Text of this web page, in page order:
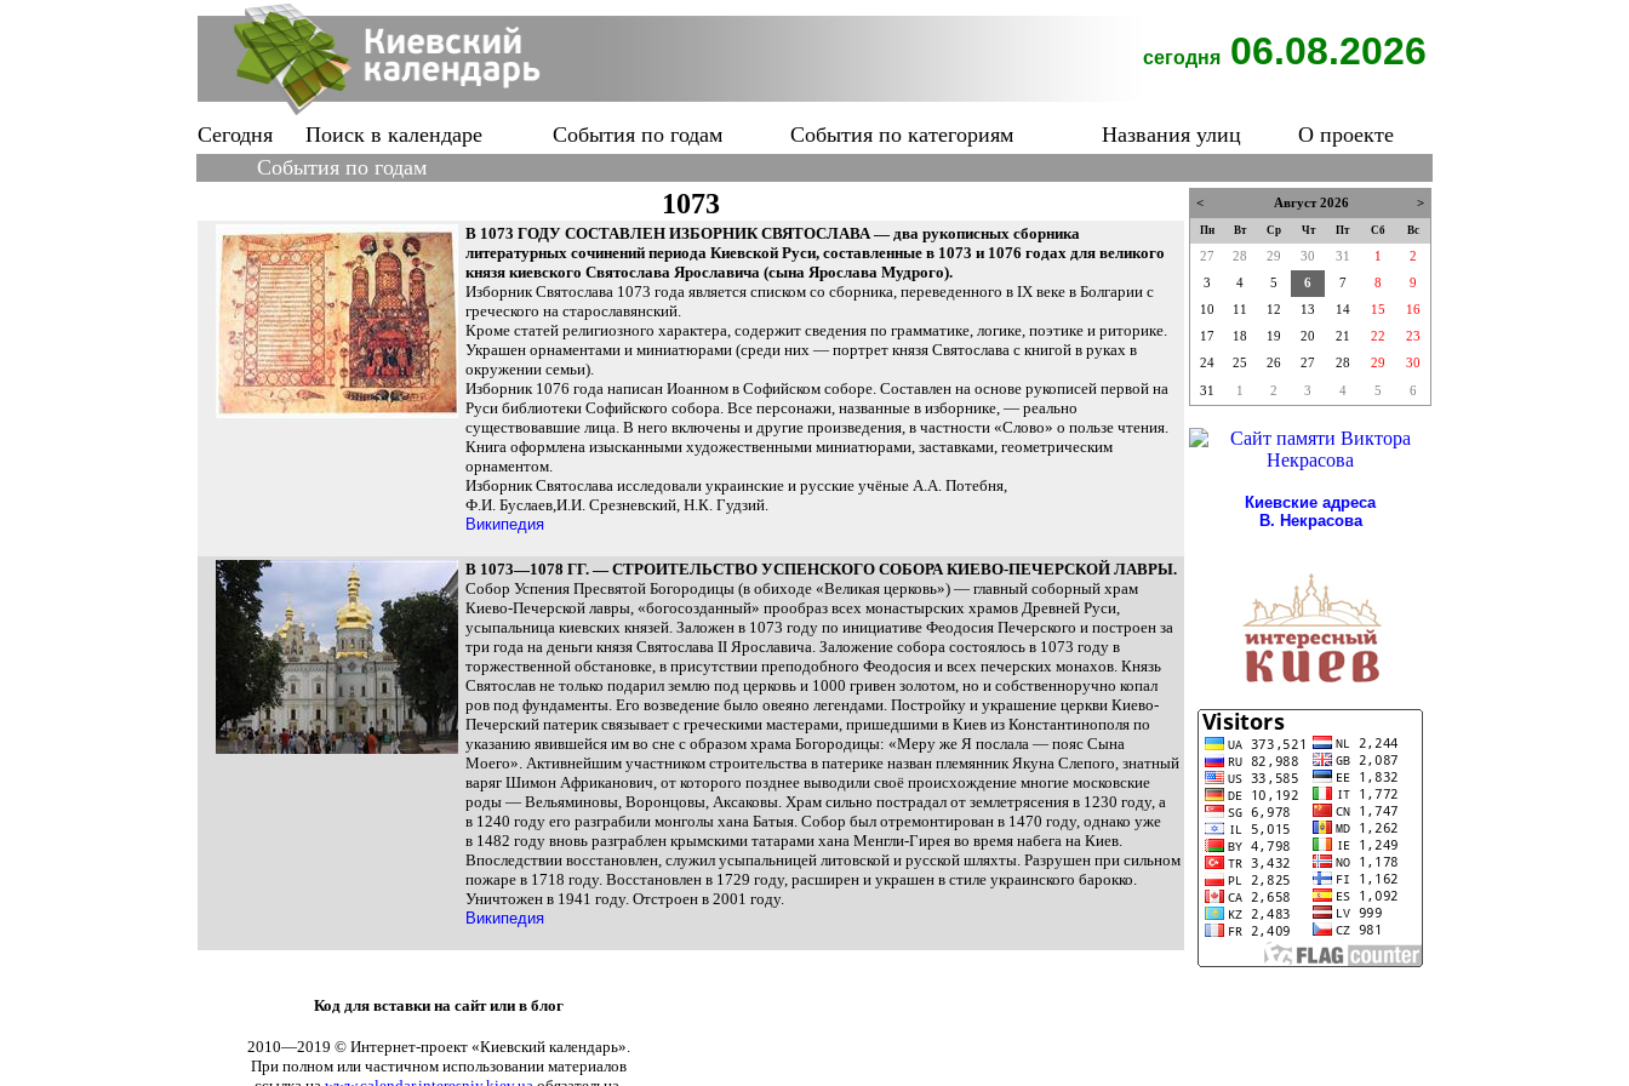
сегодня 06.08.2026
Сегодня Поиск в календаре События по годам События по категориям Названия улиц
О проекте
События по годам
1073
В 1073 ГОДУ СОСТАВЛЕН ИЗБОРНИК СВЯТОСЛАВА — два рукописных сборника
литературных сочинений периода Киевской Руси, составленные в 1073 и 1076 годах для великого
князя киевского Святослава Ярославича (сына Ярослава Мудрого).
Изборник Святослава 1073 года является списком со сборника, переведенного в ІХ веке в Болгарии с
греческого на старославянский.
Кроме статей религиозного характера, содержит сведения по грамматике, логике, поэтике и риторике.
Украшен орнаментами и миниатюрами (среди них — портрет князя Святослава с книгой в руках в
окружении семьи).
Изборник 1076 года написан Иоанном в Софийском соборе. Составлен на основе рукописей первой на
Руси библиотеки Софийского собора. Все персонажи, названные в изборнике, — реально
существовавшие лица. В него включены и другие произведения, в частности «Слово» о пользе чтения.
Книга оформлена изысканными художественными миниатюрами, заставками, геометрическим
орнаментом.
Изборник Святослава исследовали украинские и русские учёные А.А. Потебня,
Ф.И. Буслаев,И.И. Срезневский, Н.К. Гудзий.
Википедия
В 1073—1078 ГГ. — СТРОИТЕЛЬСТВО УСПЕНСКОГО СОБОРА КИЕВО-ПЕЧЕРСКОЙ ЛАВРЫ.
Собор Успения Пресвятой Богородицы (в обиходе «Великая церковь») — главный соборный храм
Киево-Печерской лавры, «богосозданный» прообраз всех монастырских храмов Древней Руси,
усыпальница киевских князей. Заложен в 1073 году по инициативе Феодосия Печерского и построен за
три года на деньги князя Святослава II Ярославича. Заложение собора состоялось в 1073 году в
торжественной обстановке, в присутствии преподобного Феодосия и всех печерских монахов. Князь
Святослав не только подарил землю под церковь и 1000 гривен золотом, но и собственноручно копал
ров под фундаменты. Его возведение было овеяно легендами. Постройку и украшение церкви Киево-
Печерский патерик связывает с греческими мастерами, пришедшими в Киев из Константинополя по
указанию явившейся им во сне с образом храма Богородицы: «Меру же Я послала — пояс Сына
Моего». Активнейшим участником строительства в патерике назван племянник Якуна Слепого, знатный
варяг Шимон Африканович, от которого позднее выводили своё происхождение многие московские
роды — Вельяминовы, Воронцовы, Аксаковы. Храм сильно пострадал от землетрясения в 1230 году, а
в 1240 году его разграбили монголы хана Батыя. Собор был отремонтирован в 1470 году, однако уже
в 1482 году вновь разграблен крымскими татарами хана Менгли-Гирея во время набега на Киев.
Впоследствии восстановлен, служил усыпальницей литовской и русской шляхты. Разрушен при сильном
пожаре в 1718 году. Восстановлен в 1729 году, расширен и украшен в стиле украинского барокко.
Уничтожен в 1941 году. Отстроен в 2001 году.
Википедия
< Август 2026 >
Пн Вт Ср Чт Пт Сб Вс
27 28 29 30 31 1
2
3
4 5 6 7 8
9
10
11 12 13 14 15
16
17
18 19 20 21 22
23
24
25 26 27 28 29 30
31 1 2 3 4 5 6
Киевские адреса
В. Некрасова
Код для вставки на сайт или в блог
2010—2019 © Интернет-проект «Киевский календарь».
При полном или частичном использовании материалов